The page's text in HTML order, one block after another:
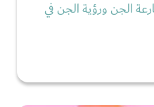
الجن ورؤية الجن في